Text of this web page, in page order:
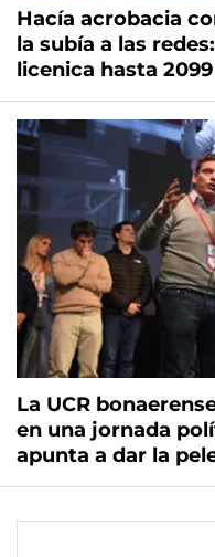
Hacía acrobacia
la subía a las
licenica hasta 2099
La UCR
en una jornada
apunta a dar la